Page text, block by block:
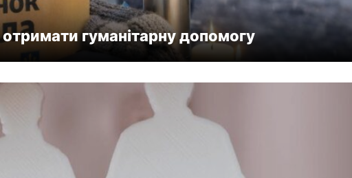
гуманітарну допомогу